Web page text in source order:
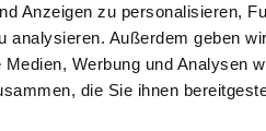
Anzeigen zu personalisieren,
analysieren. Außerdem geben
Werbung und Analysen
die Sie ihnen